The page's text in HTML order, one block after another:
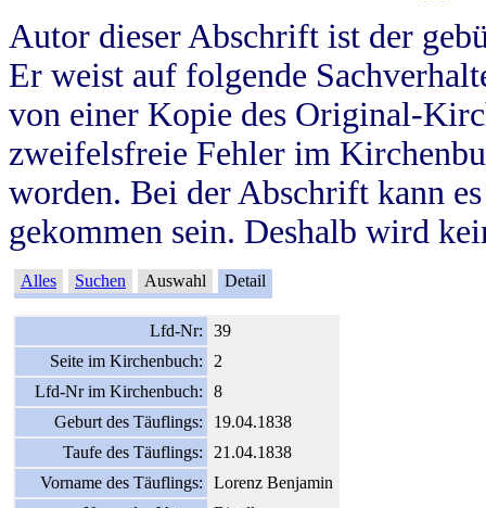
Autor dieser Abschrift ist der
Er weist auf folgende
von einer Kopie des Original-
zweifelsfreie Fehler im
worden. Bei der Abschrift kann
gekommen sein. Deshalb wird
Alles Suchen Auswahl Detail
Lfd-Nr:
39
Seite im Kirchenbuch:
2
Lfd-Nr im Kirchenbuch:
8
Geburt des Täuflings:
19.04.1838
Taufe des Täuflings:
21.04.1838
Vorname des Täuflings:
Lorenz Benjamin